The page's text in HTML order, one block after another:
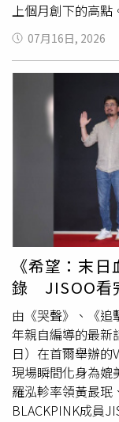
他們也只能吞下
20％也得下架，
外，原本法令規定
架，台中市長盧秀
民眾響應，中央
者願意配合政策
到，但我們所有
題是，專家指出
人，但苯駢芘會
期積累在脂肪組
續食用，才會造
一個勁的「加嚴
長透露，這幾天
到「貴族世家」
說：「出問題的是
者。」李姓執行長
持政府鐵腕下架，
製油工廠，加班增
品的健康風險說清
政府協助他們向中
失，至少要一些回
家餐廳、餐飲創業
上個月創下的高點
軟（Microsoft）
擁有更長的公開
SpaceX股價回落
降溫，即使是1家
持的企業也不例
元，但截至15日
此，SpaceX投資
Investments」執
認為市場上最關
而其中一些人，
現，這基本上對
些跡象，而隨著
況。」SpaceX股
相關支出依靠債務
啟升息，對目前高
個月轉向債券市場
過發行債券來建設
類基礎建設投資未
討論的議題。
「Capital.com」
Hathorn）指出，
07月16日, 2026
《希望：末
錄 JISOO看
由《哭聲》、《追
年親自編導的最新
日）在首爾舉辦的
現場瞬間化身為媲
羅泓軫率領黃晸珉
BLACKPINK成員